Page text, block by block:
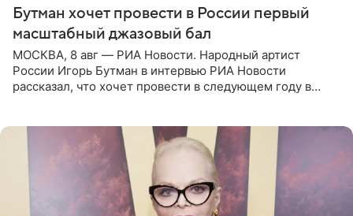
Бутман хочет провести в России первый
масштабный джазовый бал
МОСКВА, 8 авг — РИА Новости. Народный артист
России Игорь Бутман в интервью РИА Новости
рассказал, что хочет провести в следующем году в